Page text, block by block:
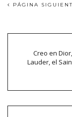
PÁGINA
Creo en
Lauder, el